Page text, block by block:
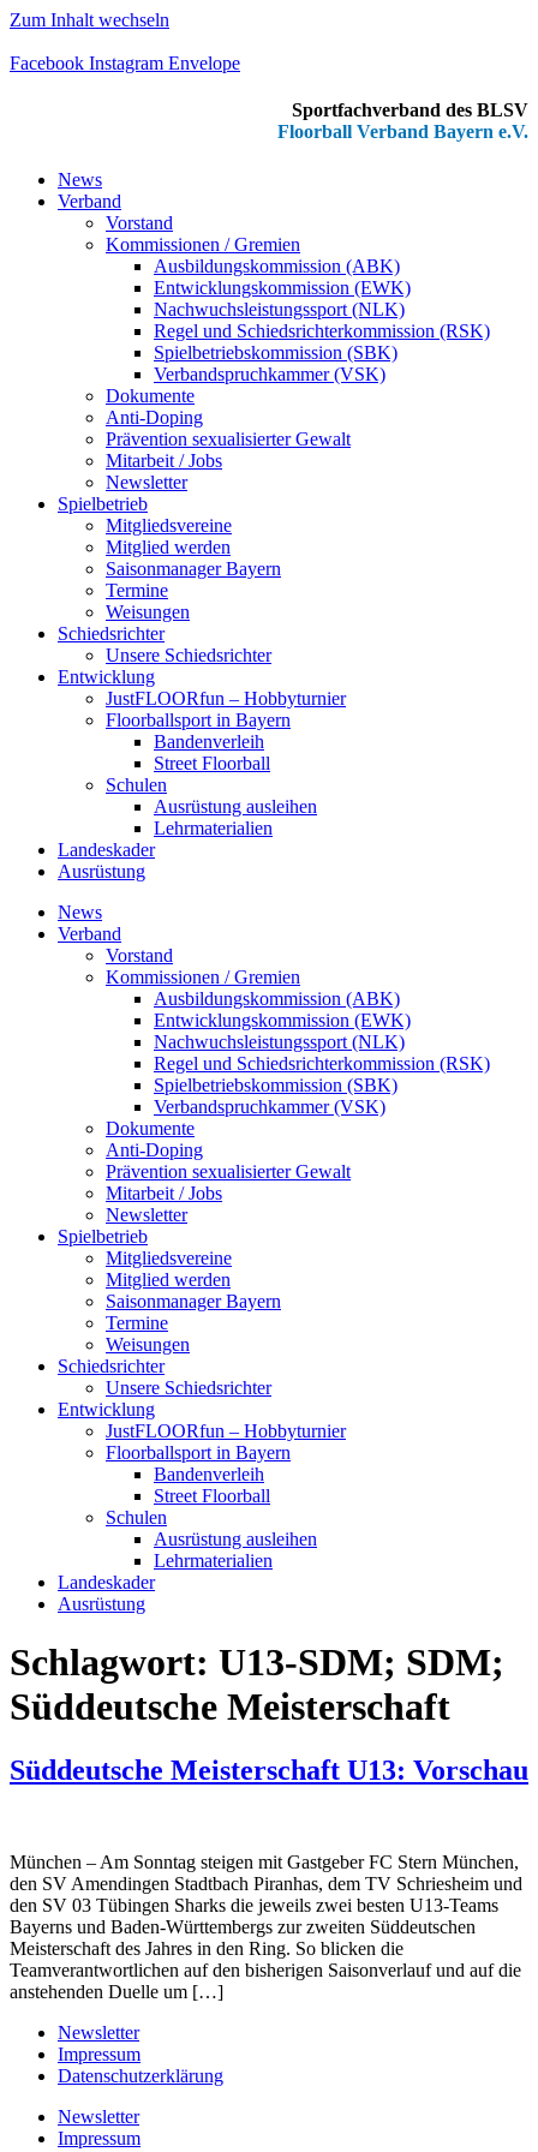
Zum Inhalt wechseln
Facebook Instagram Envelope
Sportfachverband des BLSV
Floorball Verband Bayern e.V.
News
Verband
Vorstand
Kommissionen / Gremien
Ausbildungskommission (ABK)
Entwicklungskommission (EWK)
Nachwuchsleistungssport (NLK)
Regel und Schiedsrichterkommission (RSK)
Spielbetriebskommission (SBK)
Verbandspruchkammer (VSK)
Dokumente
Anti-Doping
Prävention sexualisierter Gewalt
Mitarbeit / Jobs
Newsletter
Spielbetrieb
Mitgliedsvereine
Mitglied werden
Saisonmanager Bayern
Termine
Weisungen
Schiedsrichter
Unsere Schiedsrichter
Entwicklung
JustFLOORfun – Hobbyturnier
Floorballsport in Bayern
Bandenverleih
Street Floorball
Schulen
Ausrüstung ausleihen
Lehrmaterialien
Landeskader
Ausrüstung
News
Verband
Vorstand
Kommissionen / Gremien
Ausbildungskommission (ABK)
Entwicklungskommission (EWK)
Nachwuchsleistungssport (NLK)
Regel und Schiedsrichterkommission (RSK)
Spielbetriebskommission (SBK)
Verbandspruchkammer (VSK)
Dokumente
Anti-Doping
Prävention sexualisierter Gewalt
Mitarbeit / Jobs
Newsletter
Spielbetrieb
Mitgliedsvereine
Mitglied werden
Saisonmanager Bayern
Termine
Weisungen
Schiedsrichter
Unsere Schiedsrichter
Entwicklung
JustFLOORfun – Hobbyturnier
Floorballsport in Bayern
Bandenverleih
Street Floorball
Schulen
Ausrüstung ausleihen
Lehrmaterialien
Landeskader
Ausrüstung
Schlagwort: U13-SDM; SDM;
Süddeutsche Meisterschaft
Süddeutsche Meisterschaft U13: Vorschau
München – Am Sonntag steigen mit Gastgeber FC Stern München,
den SV Amendingen Stadtbach Piranhas, dem TV Schriesheim und
den SV 03 Tübingen Sharks die jeweils zwei besten U13-Teams
Bayerns und Baden-Württembergs zur zweiten Süddeutschen
Meisterschaft des Jahres in den Ring. So blicken die
Teamverantwortlichen auf den bisherigen Saisonverlauf und auf die
anstehenden Duelle um […]
Newsletter
Impressum
Datenschutzerklärung
Newsletter
Impressum